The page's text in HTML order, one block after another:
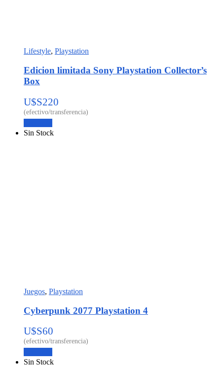
Lifestyle, Playstation
Edicion limitada Sony Playstation Collector’s
Box
U$S220
Sin Stock
Juegos, Playstation
Cyberpunk 2077 Playstation 4
U$S60
Sin Stock